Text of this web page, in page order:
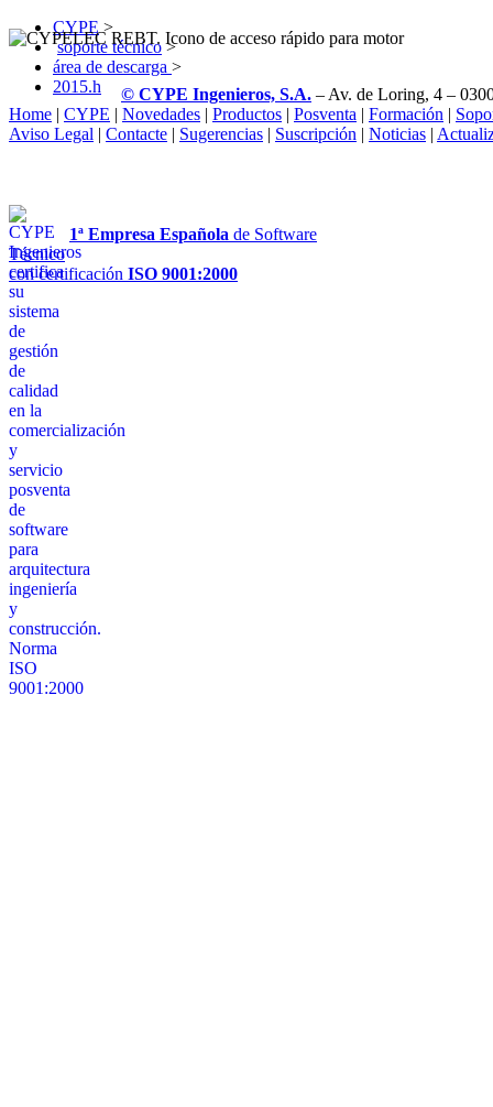
CYPE >
soporte técnico>
área de descarga >
2015.h
© CYPE Ingenieros, S.A. – Av. de Loring, 4 –
Home | CYPE | Novedades | Productos | Posventa | Formación |
Aviso Legal | Contacte | Sugerencias | Suscripción | Noticias |
1ª Empresa Española de Software
Técnico
con certificación ISO 9001:2000